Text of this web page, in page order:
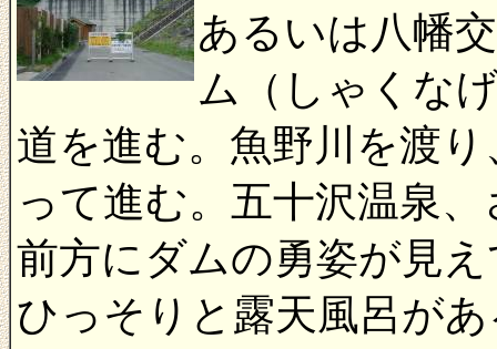
あるいは八幡
ム（しゃくな
道を進む。魚野川を渡
って進む。五十沢温泉
前方にダムの勇姿が見
ひっそりと露天風呂が